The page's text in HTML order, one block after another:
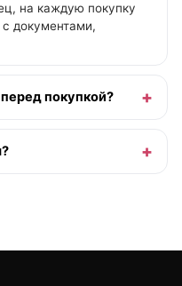
на каждую покупку
документами,
покупкой?